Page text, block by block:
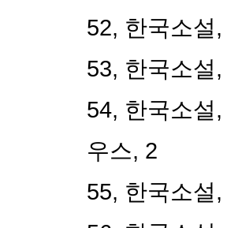
52, 한국소설
53, 한국소설
54, 한국소설
우스, 2
55, 한국소설